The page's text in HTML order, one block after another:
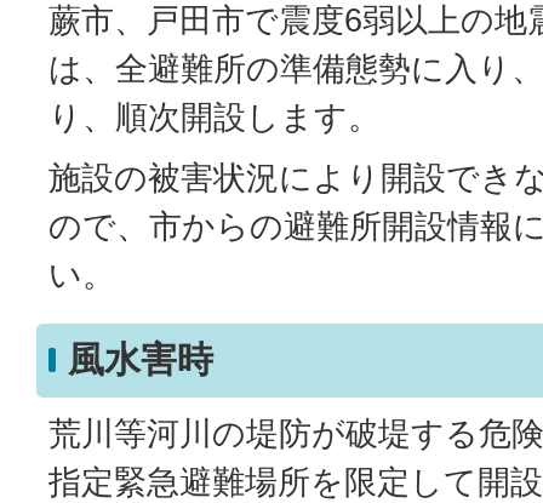
蕨市、戸田市で震度6弱以上の
は、全避難所の準備態勢に入り
り、順次開設します。
施設の被害状況により開設でき
ので、市からの避難所開設情報
い。
風水害時
荒川等河川の堤防が破堤する危
指定緊急避難場所を限定して開